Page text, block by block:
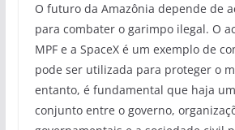
O futuro da Amazônia depende de
para combater o garimpo ilegal. O
MPF e a SpaceX é um exemplo de
pode ser utilizada para proteger o
entanto, é fundamental que haja
conjunto entre o governo,